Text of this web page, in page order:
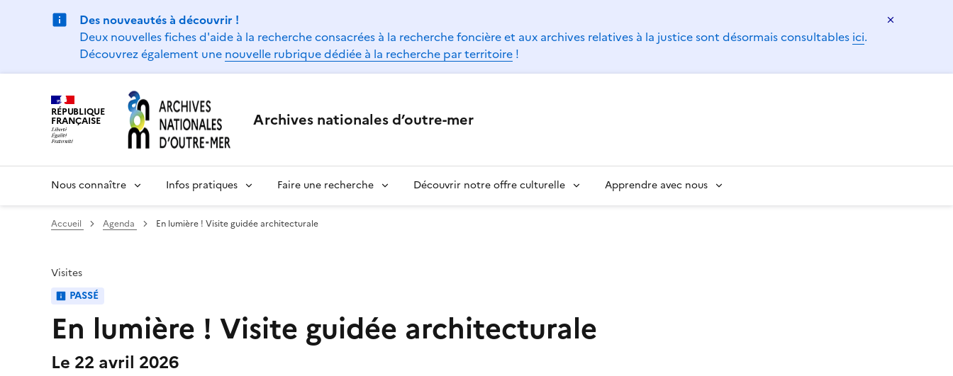
Des nouveautés à découvrir !
Deux nouvelles fiches d'aide à la recherche consacrées à la recherche foncière et aux archives relatives à la justice sont désormais consultables ici.
Découvrez également une nouvelle rubrique dédiée à la recherche par territoire !
RÉPUBLIQUE
FRANÇAISE Archives nationales d’outre-mer
Nous connaître Infos pratiques Faire une recherche Découvrir notre offre culturelle Apprendre avec nous
Accueil Agenda En lumière ! Visite guidée architecturale
Visites
PASSÉ
En lumière ! Visite guidée architecturale
Le 22 avril 2026
Gestion de vos préférences sur les témoins de connexion (cookies)